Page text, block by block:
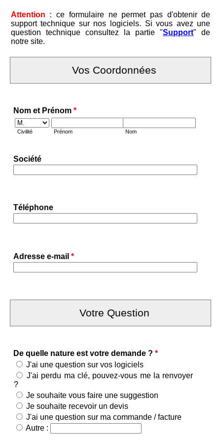
Attention : ce formulaire ne permet pas d'obtenir de
support technique sur nos logiciels. Si vous avez une
question technique consultez la partie "Support" de
notre site.
Vos Coordonnées
Nom et Prénom *
Civilité Prénom Nom
Société
Téléphone
Adresse e-mail *
Votre Question
De quelle nature est votre demande ? *
J'ai une question sur vos logiciels
J'ai perdu ma clé, pouvez-vous me la renvoyer
?
Je souhaite vous faire une suggestion
Je souhaite recevoir un devis
J'ai une question sur ma commande / facture
Autre :